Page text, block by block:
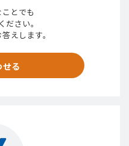
とでも
ださい。
えします。
る